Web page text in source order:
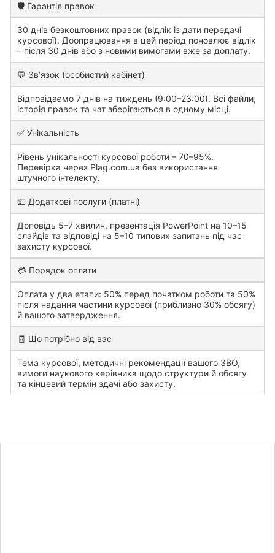
🛡️ Гарантія правок
30 днів безкоштовних правок (відлік із дати передачі
курсової). Доопрацювання в цей період поновлює відлік
– після 30 днів або з новими вимогами вже за доплату.
💬 Зв’язок (особистий кабінет)
Відповідаємо 7 днів на тиждень (9:00–23:00). Всі файли,
історія правок та чат зберігаються в одному місці.
✅ Унікальність
Рівень унікальності курсової роботи – 70–95%.
Перевірка через Plag.com.ua без використання
штучного інтелекту.
💵 Додаткові послуги (платні)
Доповідь 5–7 хвилин, презентація PowerPoint на 10–15
слайдів та відповіді на 5–10 типових запитань під час
захисту курсової.
💳 Порядок оплати
Оплата у два етапи: 50% перед початком роботи та 50%
після надання частини курсової (приблизно 30% обсягу)
й вашого затвердження.
🧾 Що потрібно від вас
Тема курсової, методичні рекомендації вашого ЗВО,
вимоги наукового керівника щодо структури й обсягу
та кінцевий термін здачі або захисту.